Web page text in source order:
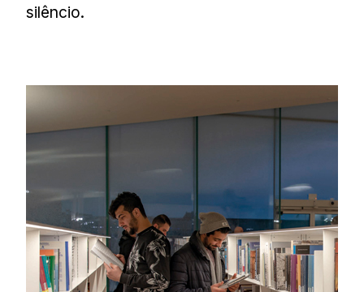
silêncio.